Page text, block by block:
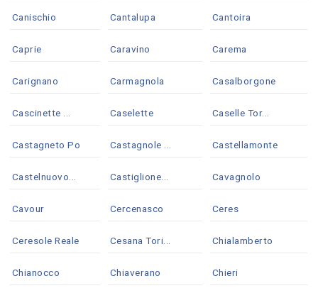
Canischio Cantalupa Cantoira
Caprie Caravino Carema
Carignano Carmagnola Casalborgone
Cascinette ... Caselette Caselle Tor...
Castagneto Po Castagnole ... Castellamonte
Castelnuovo... Castiglione... Cavagnolo
Cavour Cercenasco Ceres
Ceresole Reale Cesana Tori... Chialamberto
Chianocco Chiaverano Chieri